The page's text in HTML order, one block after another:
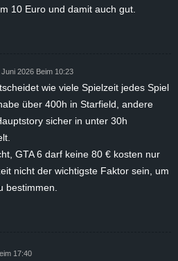
10 Euro und damit auch gut.
Juni 2026 Beim 10:23
wie viele Spielzeit jedes Spiel
über 400h in Starfield, andere
sicher in unter 30h
GTA 6 darf keine 80 € kosten nur
nicht der wichtigste Faktor sein, um
bestimmen.
17:40